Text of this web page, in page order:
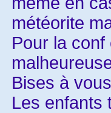
météorite
Pour la
Bises à
Les enfants